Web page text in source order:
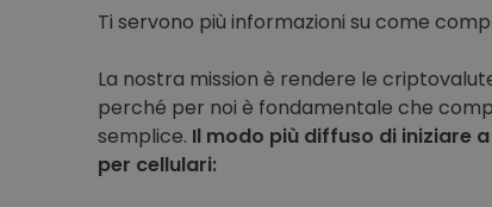
Ti servono più informazioni su come
La nostra mission è rendere le
perché per noi è fondamentale che
semplice. Il modo più diffuso di iniziare
per cellulari: